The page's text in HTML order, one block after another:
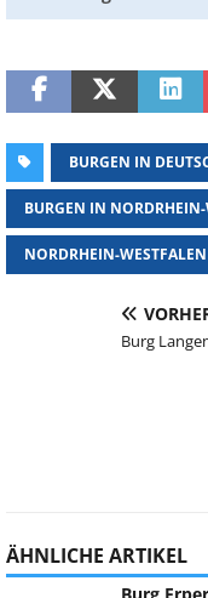
BURGEN IN
BURGEN IN NORDRHEIN-
NORDRHEIN-WESTFALEN
Burg
ÄHNLICHE ARTIKEL